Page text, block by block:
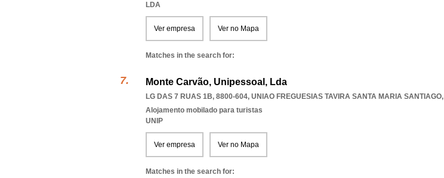
LDA
Ver empresa Ver no Mapa
Matches in the search for:
Monte Carvão, Unipessoal, Lda
LG DAS 7 RUAS 1B, 8800-604, UNIAO FREGUESIAS TAVIRA SANTA MARIA SANTIAGO,
Alojamento mobilado para turistas
UNIP
Ver empresa Ver no Mapa
Matches in the search for: